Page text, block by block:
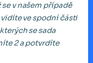
se v našem případě
vidíte ve spodní části
se sada
2 a potvrdíte